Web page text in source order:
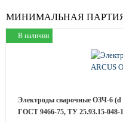
МИНИМАЛЬНАЯ
В наличии
Электроды сварочные ОЗЧ-6
ГОСТ 9466-75, ТУ 25.93.15-048-